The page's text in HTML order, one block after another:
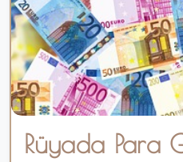
Rüyada Para